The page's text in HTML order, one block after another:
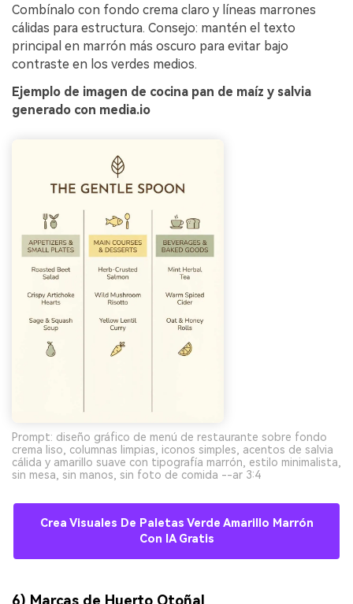
Combínalo con fondo crema claro y líneas marrones
cálidas para estructura. Consejo: mantén el texto
principal en marrón más oscuro para evitar bajo
contraste en los verdes medios.
Ejemplo de imagen de cocina pan de maíz y salvia
generado con media.io
Prompt: diseño gráfico de menú de restaurante sobre fondo
crema liso, columnas limpias, iconos simples, acentos de salvia
cálida y amarillo suave con tipografía marrón, estilo minimalista,
sin mesa, sin manos, sin foto de comida --ar 3:4
Crea Visuales De Paletas Verde Amarillo Marrón
Con IA Gratis